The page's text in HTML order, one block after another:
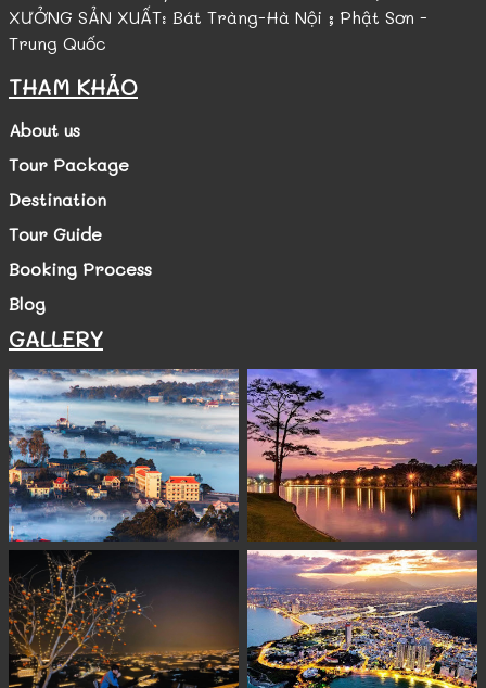
XƯỞNG SẢN XUẤT: Bát Tràng-Hà Nội ; Phật Sơn -
Trung Quốc
THAM KHẢO
About us
Tour Package
Destination
Tour Guide
Booking Process
Blog
GALLERY